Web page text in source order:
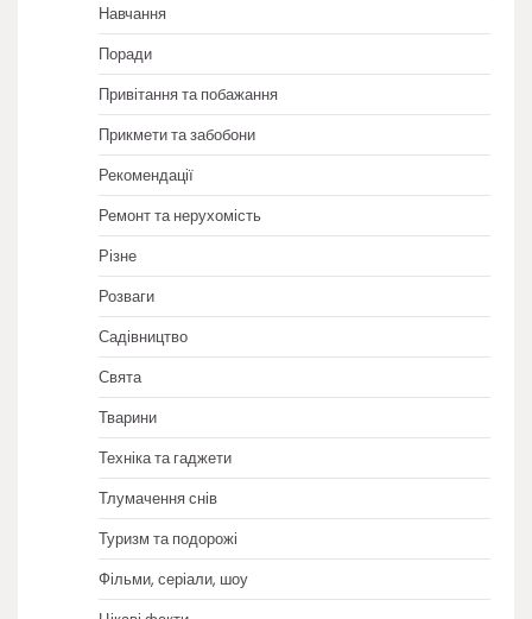
Навчання
Поради
Привітання та побажання
Прикмети та забобони
Рекомендації
Ремонт та нерухомість
Різне
Розваги
Садівництво
Свята
Тварини
Техніка та гаджети
Тлумачення снів
Туризм та подорожі
Фільми, серіали, шоу